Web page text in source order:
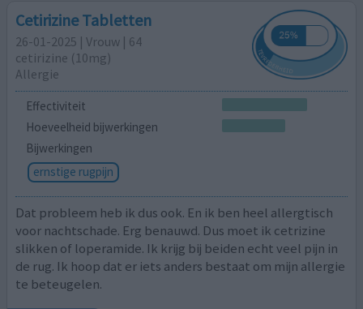
Cetirizine Tabletten
26-01-2025 | Vrouw | 64
cetirizine (10mg)
Allergie
Effectiviteit
Hoeveelheid bijwerkingen
Bijwerkingen
ernstige rugpijn
Dat probleem heb ik dus ook. En ik ben heel allergtisch
voor nachtschade. Erg benauwd. Dus moet ik cetrizine
slikken of loperamide. Ik krijg bij beiden echt veel pijn in
de rug. Ik hoop dat er iets anders bestaat om mijn allergie
te beteugelen.